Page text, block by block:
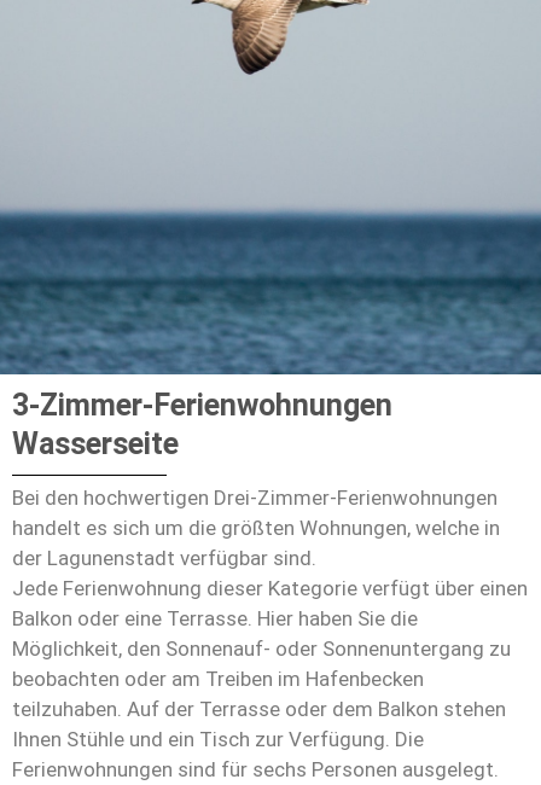
3-Zimmer-Ferienwohnungen
Wasserseite
Bei den hochwertigen Drei-Zimmer-Ferienwohnungen
handelt es sich um die größten Wohnungen, welche in
der Lagunenstadt verfügbar sind.
Jede Ferienwohnung dieser Kategorie verfügt über einen
Balkon oder eine Terrasse. Hier haben Sie die
Möglichkeit, den Sonnenauf- oder Sonnenuntergang zu
beobachten oder am Treiben im Hafenbecken
teilzuhaben. Auf der Terrasse oder dem Balkon stehen
Ihnen Stühle und ein Tisch zur Verfügung. Die
Ferienwohnungen sind für sechs Personen ausgelegt.